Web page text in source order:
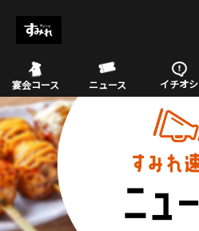
宴会コース ニュース イチオシ